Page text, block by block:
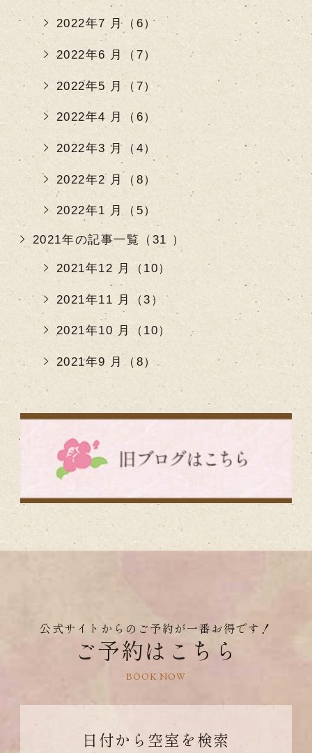
2022年7 月（6）
2022年6 月（7）
2022年5 月（7）
2022年4 月（6）
2022年3 月（4）
2022年2 月（8）
2022年1 月（5）
2021年の記事一覧（31 ）
2021年12 月（10）
2021年11 月（3）
2021年10 月（10）
2021年9 月（8）
公式サイトからのご予約が一番お得です！
ご予約はこちら
BOOK NOW
日付から 空室を検索